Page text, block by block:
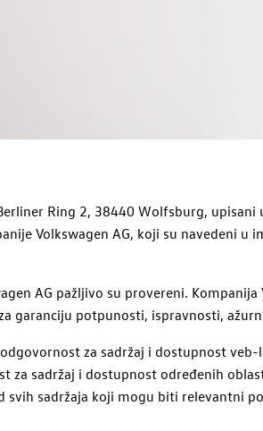
Ring 2, 38440 Wolfsburg,
Volkswagen AG, koji su navedeni u
AG pažljivo su provereni. Kompanija
garanciju potpunosti, ispravnosti,
za sadržaj i dostupnost
za sadržaj i dostupnost određenih
svih sadržaja koji mogu biti relevantni